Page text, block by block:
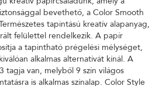
bevethető, a Color Smooth
tapintású kreatív alapanyag,
felülettel rendelkezik. A papír
a tapintható prégelési mélységet,
alkalmas alternatívát kínál. A
tagja van, melyből 9 szín világos
is alkalmas színalap. Color Style